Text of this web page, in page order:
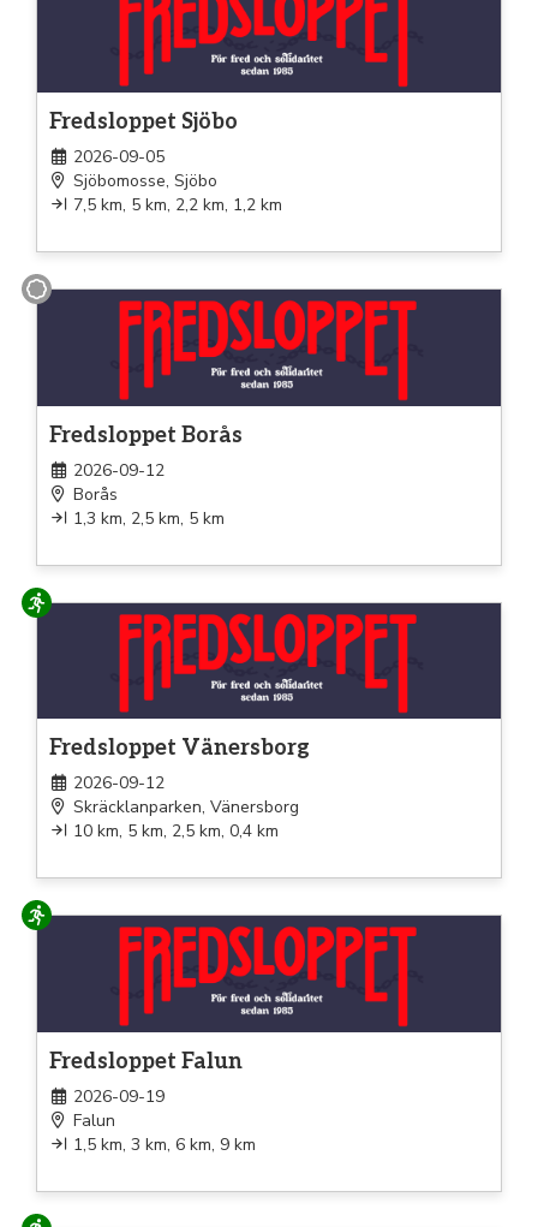
Fredsloppet Sjöbo
2026-09-05
Sjöbomosse, Sjöbo
7,5 km, 5 km, 2,2 km, 1,2 km
Promenad
Fredsloppet Borås
2026-09-12
Borås
1,3 km, 2,5 km, 5 km
Löpning
Fredsloppet Vänersborg
2026-09-12
Skräcklanparken, Vänersborg
10 km, 5 km, 2,5 km, 0,4 km
Löpning
Fredsloppet Falun
2026-09-19
Falun
1,5 km, 3 km, 6 km, 9 km